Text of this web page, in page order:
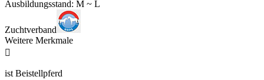
Ausbildungsstand: M ~ L
Zuchtverband
Weitere Merkmale

ist Beistellpferd